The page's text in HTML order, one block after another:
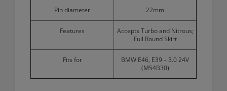
Pin diameter 22mm
Features
Accepts Turbo and Nitrous;
Full Round Skirt
Fits for
BMW E46, E39 – 3.0 24V
(M54B30)